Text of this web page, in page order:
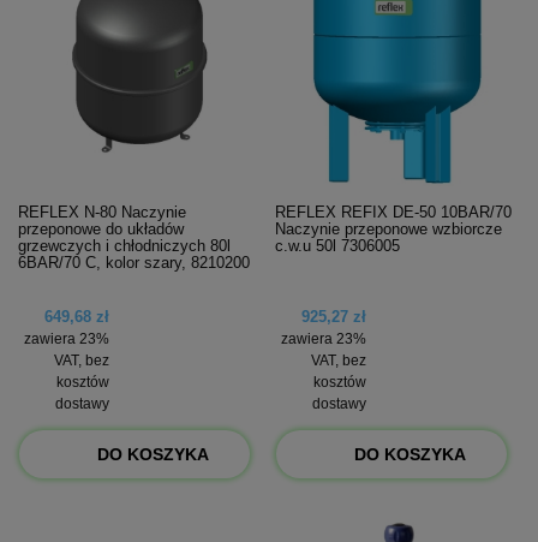
REFLEX N-80 Naczynie
przeponowe do układów
grzewczych i chłodniczych 80l
6BAR/70 C, kolor szary, 8210200
649,68 zł
zawiera 23%
VAT, bez
kosztów
dostawy
DO KOSZYKA
REFLEX REFIX DE-50 10BAR/70
Naczynie przeponowe wzbiorcze
c.w.u 50l 7306005
925,27 zł
zawiera 23%
VAT, bez
kosztów
dostawy
DO KOSZYKA